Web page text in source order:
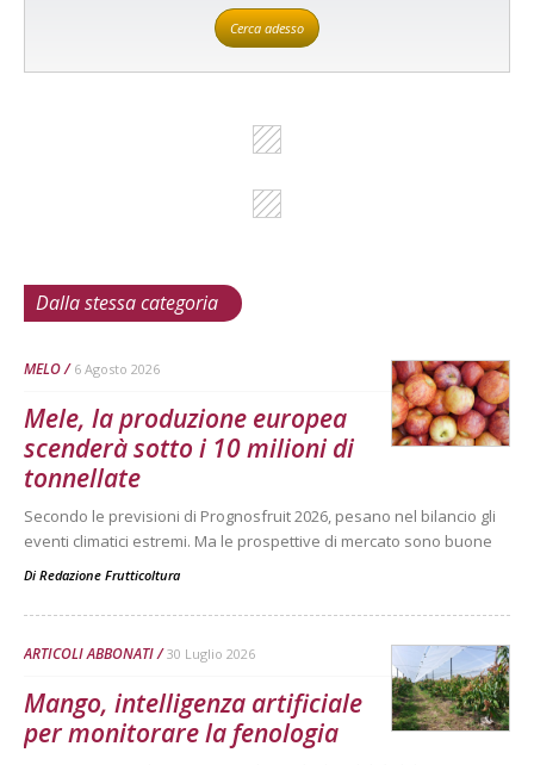
Cerca adesso
Dalla stessa categoria
MELO 6 Agosto 2026
Mele, la produzione europea
scenderà sotto i 10 milioni di
tonnellate
Secondo le previsioni di Prognosfruit 2026, pesano nel bilancio gli
eventi climatici estremi. Ma le prospettive di mercato sono buone
Di Redazione Frutticoltura
ARTICOLI ABBONATI 30 Luglio 2026
Mango, intelligenza artificiale
per monitorare la fenologia